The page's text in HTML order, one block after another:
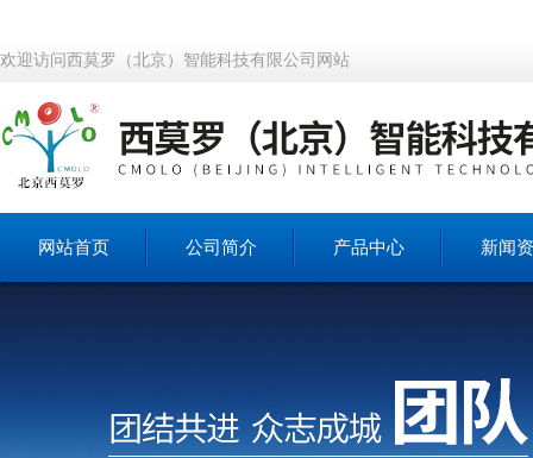
欢迎访问西莫罗（北京）智能科技有限公司网站
网站首页 公司简介 产品中心 新闻